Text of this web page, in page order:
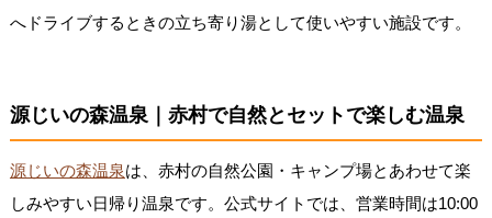
へドライブするときの立ち寄り湯として使いやすい施設です。
源じいの森温泉｜赤村で自然とセットで楽しむ温泉
源じいの森温泉は、赤村の自然公園・キャンプ場とあわせて楽
しみやすい日帰り温泉です。公式サイトでは、営業時間は10:00